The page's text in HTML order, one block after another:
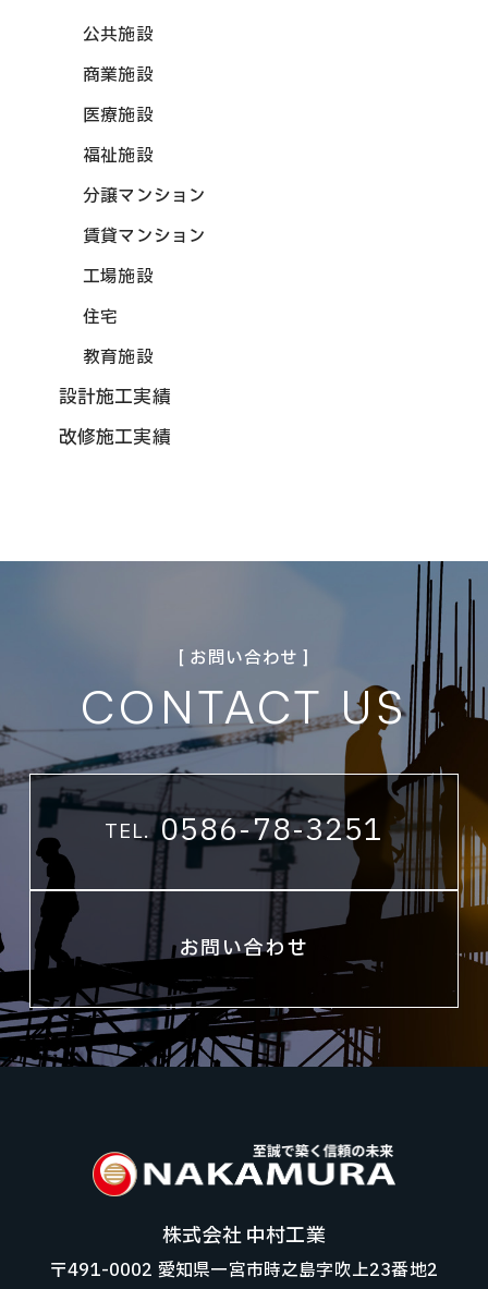
公共施設
商業施設
医療施設
福祉施設
分譲マンション
賃貸マンション
工場施設
住宅
教育施設
設計施工実績
改修施工実績
[ お問い合わせ ]
CONTACT US
TEL. 0586-78-3251
お問い合わせ
株式会社 中村工業
〒491-0002 愛知県一宮市時之島字吹上23番地2